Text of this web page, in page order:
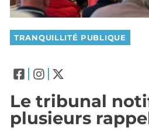
TRANQUILLITÉ PUBLIQUE
Le tribunal
plusieurs